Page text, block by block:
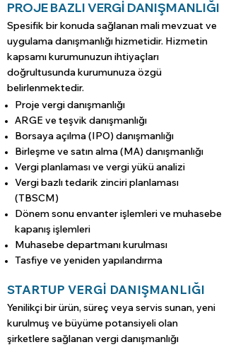
PROJE BAZLI VERGİ DANIŞMANLIĞI
Spesifik bir konuda sağlanan mali mevzuat ve
uygulama danışmanlığı hizmetidir. Hizmetin
kapsamı kurumunuzun ihtiyaçları
doğrultusunda kurumunuza özgü
belirlenmektedir.
Proje vergi danışmanlığı
ARGE ve teşvik danışmanlığı
Borsaya açılma (IPO) danışmanlığı
Birleşme ve satın alma (MA) danışmanlığı
Vergi planlaması ve vergi yükü analizi
Vergi bazlı tedarik zinciri planlaması
(TBSCM)
Dönem sonu envanter işlemleri ve muhasebe
kapanış işlemleri
Muhasebe departmanı kurulması
Tasfiye ve yeniden yapılandırma
STARTUP VERGİ DANIŞMANLIĞI
Yenilikçi bir ürün, süreç veya servis sunan, yeni
kurulmuş ve büyüme potansiyeli olan
şirketlere sağlanan vergi danışmanlığı